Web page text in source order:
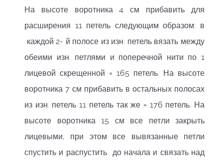
На высоте воротника 4 см прибавить для
расширения 11 петель следующим образом: в
каждой 2- й полосе из изн. петель вязать между
обеими изн. петлями и поперечной нити по 1
лицевой скрещенной = 165 петель. На высоте
воротника 7 см прибавить в остальных полосах
из изн. петель 11 петель так же = 176 петель. На
высоте воротника 15 см все петли закрыть
лицевыми, при этом все вывязанные петли
спустить и распустить до начала и связать над